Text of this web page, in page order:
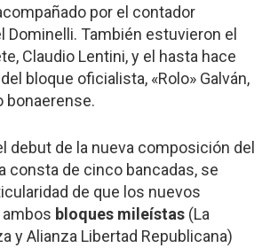
por el contador
Dominelli. También estuvieron el
Claudio Lentini, y el hasta hace
bloque oficialista, «Rolo» Galván,
bonaerense.
debut de la nueva composición del
consta de cinco bancadas, se
de que los nuevos
bloques mileístas (La
y Alianza Libertad Republicana)